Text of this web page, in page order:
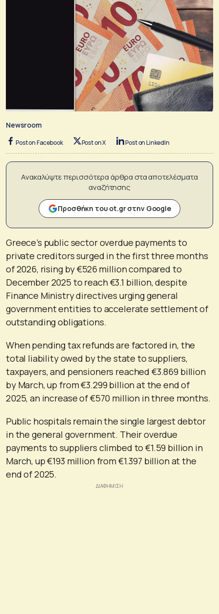
Newsroom
Post on Facebook Post on X Post on LinkedIn
Ανακαλύψτε περισσότερα άρθρα στα αποτελέσματα
αναζήτησης
Προσθήκη του ot.gr στην Google
Greece’s public sector overdue payments to
private creditors surged in the first three months
of 2026, rising by €526 million compared to
December 2025 to reach €3.1 billion, despite
Finance Ministry directives urging general
government entities to accelerate settlement of
outstanding obligations.
When pending tax refunds are factored in, the
total liability owed by the state to suppliers,
taxpayers, and pensioners reached €3.869 billion
by March, up from €3.299 billion at the end of
2025, an increase of €570 million in three months.
Public hospitals remain the single largest debtor
in the general government. Their overdue
payments to suppliers climbed to €1.59 billion in
March, up €193 million from €1.397 billion at the
end of 2025.